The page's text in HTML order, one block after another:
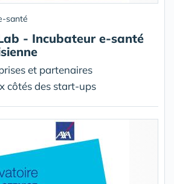
santé
- Incubateur e-santé
et partenaires
côtés des start-ups